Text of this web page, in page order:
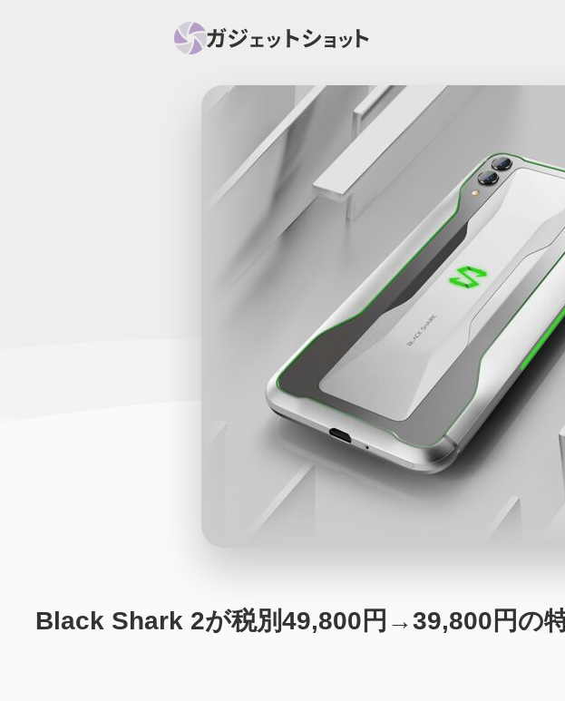
PC関連
スマートホーム アクションカメラ カメラ
オーディオ
Black Shark 2が税別49,800円→39,800円の